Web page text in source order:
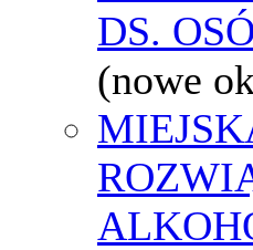
DS.
(nowe